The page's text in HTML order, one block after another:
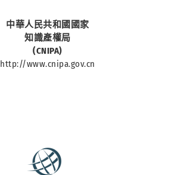
中華人民共和國國家
知識產權局
(CNIPA)
http://www.cnipa.gov.cn